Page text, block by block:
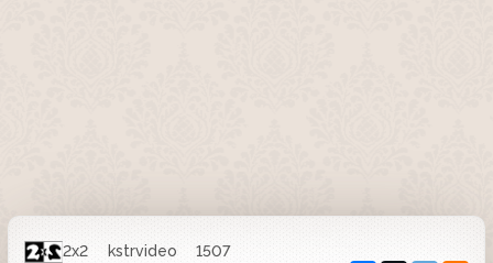
2x2 kstrvideo
1507